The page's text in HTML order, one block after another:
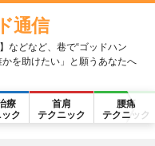
通信
などなど、巷で“ゴッドハン
を助けたい」と願うあなたへ
療
ク
首肩
テクニック
腰痛
テクニック